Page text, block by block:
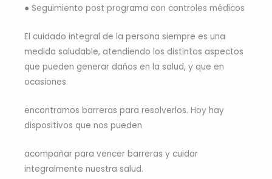
● Seguimiento post programa con controles médicos
El cuidado integral de la persona siempre es una
medida saludable, atendiendo los distintos aspectos
que pueden generar daños en la salud, y que en
ocasiones
encontramos barreras para resolverlos. Hoy hay
dispositivos que nos pueden
acompañar para vencer barreras y cuidar
integralmente nuestra salud.